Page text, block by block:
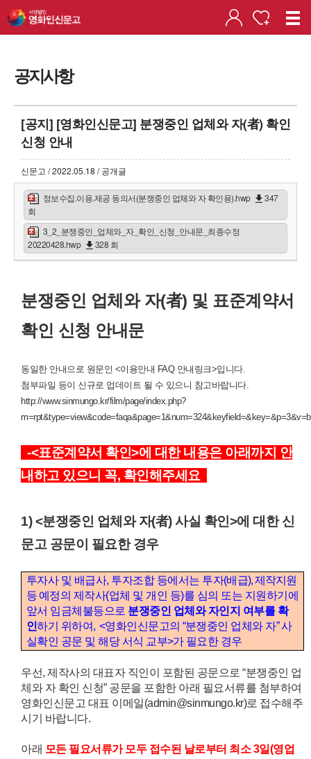
공지사항
[공지] [영화인신문고] 분쟁중인 업체와 자(者) 확인
신청 안내
신문고 / 2022.05.18 / 공개글
정보수집.이용.제공 동의서(분쟁중인 업체와 자 확인용).hwp
347
회
3_2_분쟁중인_업체와_자_확인_신청_안내문_최종수정
20220428.hwp
328 회
분쟁중인 업체와 자(者) 및 표준계약서
확인 신청 안내문
동일한 안내으로 원문인 <이용안내 FAQ 안내링크>입니다.
첨부파일 등이 신규로 업데이트 될 수 있으니 참고바랍니다.
http://www.sinmungo.kr/film/page/index.php?
-<표준계약서 확인>에 대한 내용은 아래까지 안
내하고 있으니 꼭, 확인해주세요
1) <분쟁중인 업체와 자(者) 사실 확인>에 대한 신
문고 공문이 필요한 경우
투자사 및 배급사, 투자조합 등에서는 투자(배급), 제작지원
등 예정의 제작사(업체 및 개인 등)를 심의 또는 지원하기에
앞서 임금체불등으로 분쟁중인 업체와 자인지 여부를 확
인하기 위하여, <영화인신문고의“분쟁중인 업체와 자”사
실확인 공문 및 해당 서식 교부>가필요한 경우
우선, 제작사의 대표자 직인이 포함된 공문으로 “분쟁중인 업
체와 자 확인 신청” 공문을 포함한 아래 필요서류를 첨부하여
영화인신문고 대표 이메일(admin@sinmungo.kr)로 접수해주
시기 바랍니다.
아래 모든 필요서류가 모두 접수된 날로부터 최소 3일(영업